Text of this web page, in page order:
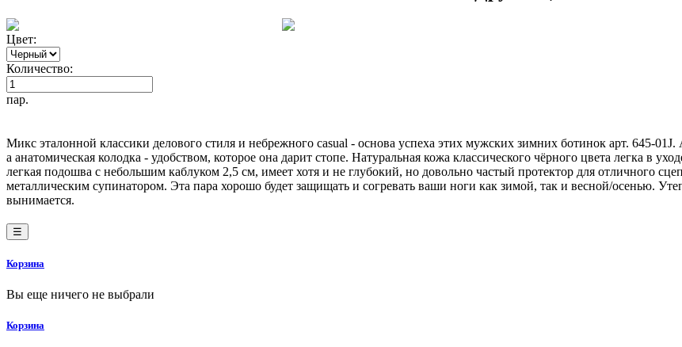
Цвет:
Количество:
пар.
Микс эталонной классики делового стиля и небрежного casual - основа успеха этих мужских зимних ботинок арт. 645-
а анатомическая колодка - удобством, которое она дарит стопе. Натуральная кожа классического чёрного цвета легка в
легкая подошва с небольшим каблуком 2,5 см, имеет хотя и не глубокий, но довольно частый протектор для отличного
металлическим супинатором. Эта пара хорошо будет защищать и согревать ваши ноги как зимой, так и весной/осенью.
вынимается.
☰
Корзина
Вы еще ничего не выбрали
Корзина